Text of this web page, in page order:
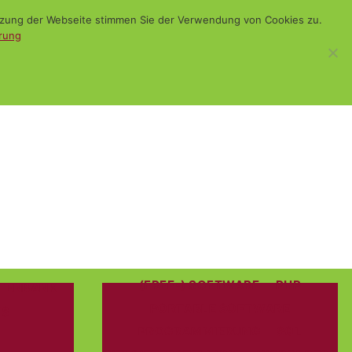
Kategorien
(FREE-) SOFTWARE
PHP
der Webseite stimmen Sie der Verwendung von Cookies zu.